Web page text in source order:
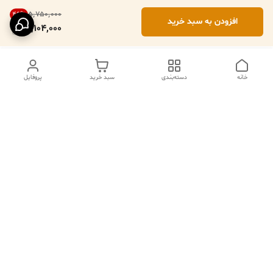
۵٬۷۵۰٬۰۰۰ 46%
3,104,000
افزودن به سبد خرید
پروفایل سبد خرید دسته‌بندی خانه